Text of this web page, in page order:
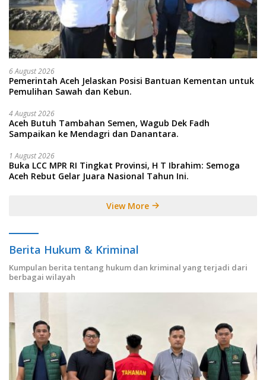
6 August 2026
Pemerintah Aceh Jelaskan Posisi Bantuan Kementan untuk
Pemulihan Sawah dan Kebun.
4 August 2026
Aceh Butuh Tambahan Semen, Wagub Dek Fadh
Sampaikan ke Mendagri dan Danantara.
1 August 2026
Buka LCC MPR RI Tingkat Provinsi, H T Ibrahim: Semoga
Aceh Rebut Gelar Juara Nasional Tahun Ini.
View More
Berita Hukum & Kriminal
Kumpulan berita tentang hukum dan kriminal yang terjadi dari
berbagai wilayah